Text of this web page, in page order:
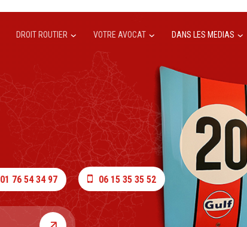
DROIT ROUTIER VOTRE AVOCAT DANS LES MEDIAS
01 76 54 34 97 06 15 35 35 52